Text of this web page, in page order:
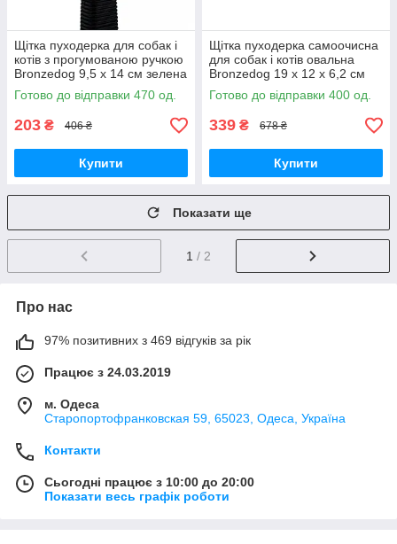
Щітка пуходерка для собак і
котів з прогумованою ручкою
Bronzedog 9,5 х 14 см зелена
Готово до відправки 470 од.
203 ₴ 406 ₴
Купити
Щітка пуходерка самоочисна
для собак і котів овальна
Bronzedog 19 х 12 х 6,2 см
жовта з чорним
Готово до відправки 400 од.
339 ₴ 678 ₴
Купити
Показати ще
1 / 2
Про нас
97% позитивних з 469 відгуків за рік
Працює з 24.03.2019
м. Одеса
Старопортофранковская 59, 65023, Одеса, Україна
Контакти
Сьогодні працює з 10:00 до 20:00
Показати весь графік роботи